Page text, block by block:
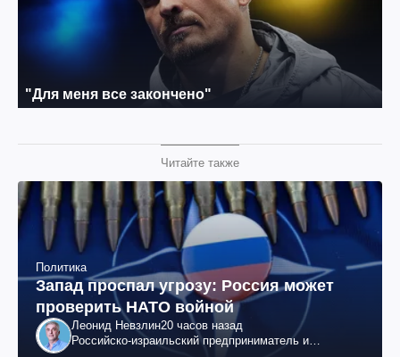
Читайте также
Политика
Запад проспал угрозу: Россия может
проверить НАТО войной
Леонид Невзлин20 часов назад
Российско-израильский предприниматель и